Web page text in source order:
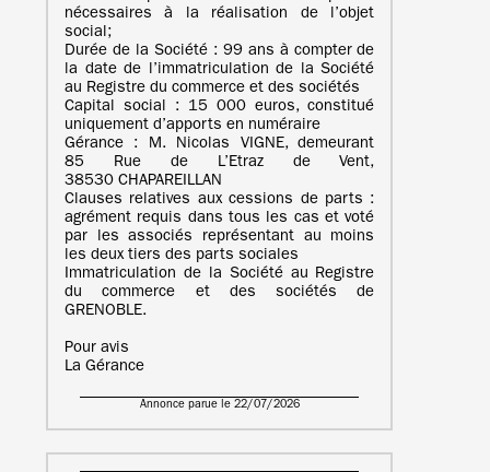
nécessaires à la réalisation de l’objet
social;
Durée de la Société : 99 ans à compter de
la date de l’immatriculation de la Société
au Registre du commerce et des sociétés
Capital social : 15 000 euros, constitué
uniquement d’apports en numéraire
Gérance : M. Nicolas VIGNE, demeurant
85 Rue de L’Etraz de Vent,
38530 CHAPAREILLAN
Clauses relatives aux cessions de parts :
agrément requis dans tous les cas et voté
par les associés représentant au moins
les deux tiers des parts sociales
Immatriculation de la Société au Registre
du commerce et des sociétés de
GRENOBLE.
Pour avis
La Gérance
Annonce parue le 22/07/2026